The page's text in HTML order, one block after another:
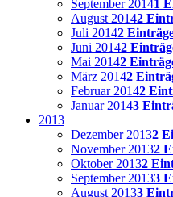
September 20141
August 20142
Juli 20142
Juni 20142
Mai 20142
März 20142
Februar 20142
Januar 20143
2013
Dezember 20132
November 20132
Oktober 20132
September 20133
August 20133